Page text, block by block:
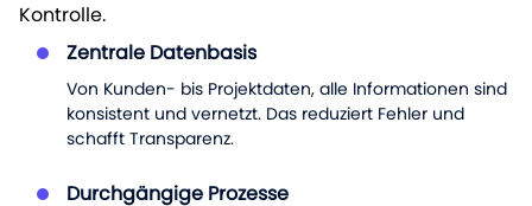
Kontrolle.
Zentrale Datenbasis
Von Kunden- bis Projektdaten, alle Informationen sind
konsistent und vernetzt. Das reduziert Fehler und
schafft Transparenz.
Durchgängige Prozesse